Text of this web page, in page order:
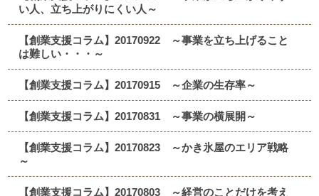
い人、立ち上がりにくい人～
【創業支援コラム】20170922 ～事業を立ち上げること
は難しい・・・～
【創業支援コラム】20170915 ～企業の生存率～
【創業支援コラム】20170831 ～事業の横展開～
【創業支援コラム】20170823 ～かき氷屋のエリア戦略
～
【創業支援コラム】20170803 ～経営のことだけを考え